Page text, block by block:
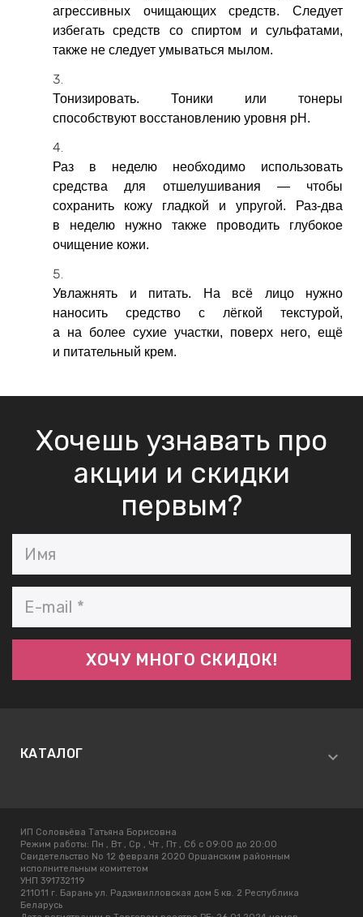
агрессивных очищающих средств. Следует
избегать средств со спиртом и сульфатами,
также не следует умываться мылом.
Тонизировать. Тоники или тонеры
способствуют восстановлению уровня pH.
Раз в неделю необходимо использовать
средства для отшелушивания — чтобы
сохранить кожу гладкой и упругой. Раз-два
в неделю нужно также проводить глубокое
очищение кожи.
Увлажнять и питать. На всё лицо нужно
наносить средство с лёгкой текстурой,
а на более сухие участки, поверх него, ещё
и питательный крем.
Хочешь узнавать про
акции и скидки
первым?
КАТАЛОГ
ИП Соловьёва Татьяна Борисовна
Режим работы: Пн , Вт , Ср , Чт , Пт , Сб c 09:00 до 20:00
Свидетельство No 12 февраля 2020 Оршанским районным
исполнительным комитетом
УНП 391732119
211011 г. Барань ул. Радзивилловская дом 5 кв. 2 Республика
Беларусь